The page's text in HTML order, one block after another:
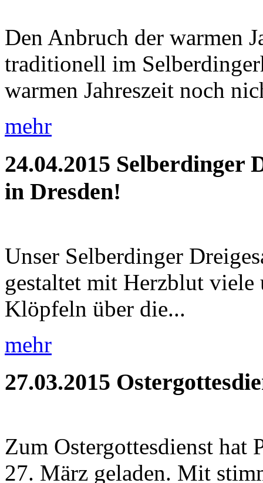
Den Anbruch der warmen
traditionell im
warmen Jahreszeit noch
mehr
24.04.2015 Selberdinger
in Dresden!
Unser Selberdinger
gestaltet mit Herzblut viele
Klöpfeln über die...
mehr
27.03.2015
Zum Ostergottesdienst hat
27. März geladen. Mit